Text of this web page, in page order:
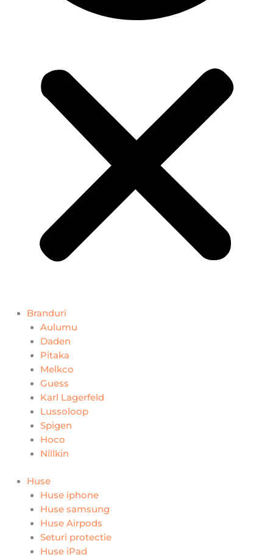
Branduri
Aulumu
Daden
Pitaka
Melkco
Guess
Karl Lagerfeld
Lussoloop
Spigen
Hoco
Nillkin
Huse
Huse iphone
Huse samsung
Huse Airpods
Seturi protectie
Huse iPad